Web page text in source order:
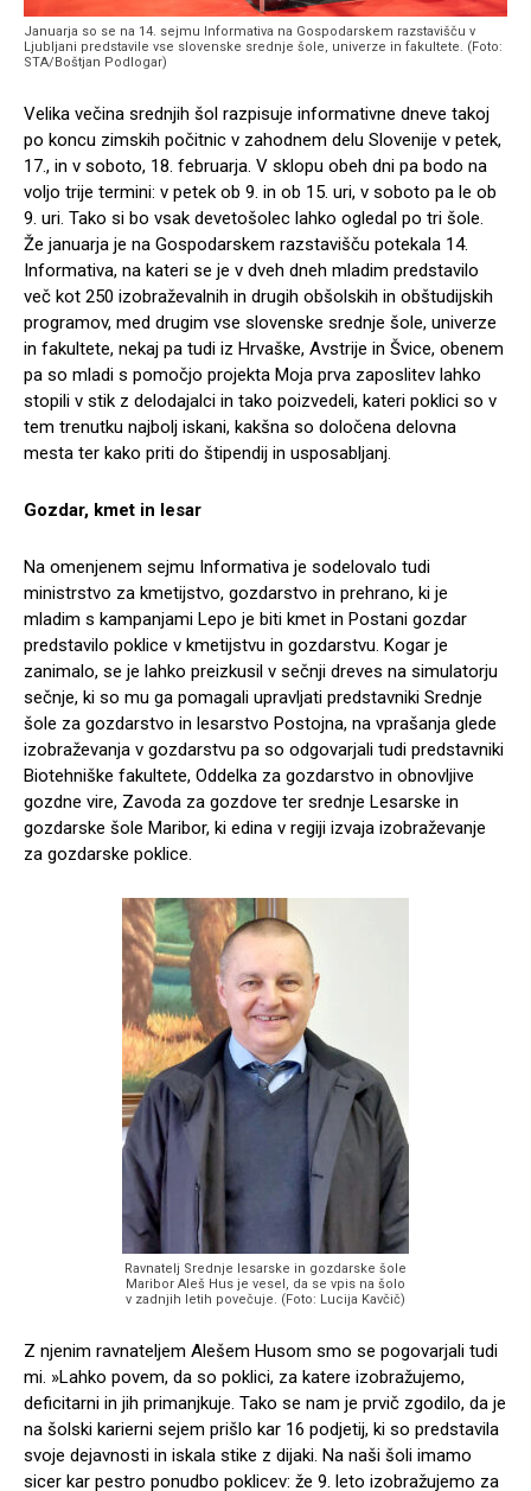
Januarja so se na 14. sejmu Informativa na Gospodarskem razstavišču v
Ljubljani predstavile vse slovenske srednje šole, univerze in fakultete. (Foto:
STA/Boštjan Podlogar)
Velika večina srednjih šol razpisuje informativne dneve takoj
po koncu zimskih počitnic v zahodnem delu Slovenije v petek,
17., in v soboto, 18. februarja. V sklopu obeh dni pa bodo na
voljo trije termini: v petek ob 9. in ob 15. uri, v soboto pa le ob
9. uri. Tako si bo vsak devetošolec lahko ogledal po tri šole.
Že januarja je na Gospodarskem razstavišču potekala 14.
Informativa, na kateri se je v dveh dneh mladim predstavilo
več kot 250 izobraževalnih in drugih obšolskih in obštudijskih
programov, med drugim vse slovenske srednje šole, univerze
in fakultete, nekaj pa tudi iz Hrvaške, Avstrije in Švice, obenem
pa so mladi s pomočjo projekta Moja prva zaposlitev lahko
stopili v stik z delodajalci in tako poizvedeli, kateri poklici so v
tem trenutku najbolj iskani, kakšna so določena delovna
mesta ter kako priti do štipendij in usposabljanj.
Gozdar, kmet in lesar
Na omenjenem sejmu Informativa je sodelovalo tudi
ministrstvo za kmetijstvo, gozdarstvo in prehrano, ki je
mladim s kampanjami Lepo je biti kmet in Postani gozdar
predstavilo poklice v kmetijstvu in gozdarstvu. Kogar je
zanimalo, se je lahko preizkusil v sečnji dreves na simulatorju
sečnje, ki so mu ga pomagali upravljati predstavniki Srednje
šole za gozdarstvo in lesarstvo Postojna, na vprašanja glede
izobraževanja v gozdarstvu pa so odgovarjali tudi predstavniki
Biotehniške fakultete, Oddelka za gozdarstvo in obnovljive
gozdne vire, Zavoda za gozdove ter srednje Lesarske in
gozdarske šole Maribor, ki edina v regiji izvaja izobraževanje
za gozdarske poklice.
Ravnatelj Srednje lesarske in gozdarske šole
Maribor Aleš Hus je vesel, da se vpis na šolo
v zadnjih letih povečuje. (Foto: Lucija Kavčič)
Z njenim ravnateljem Alešem Husom smo se pogovarjali tudi
mi. »Lahko povem, da so poklici, za katere izobražujemo,
deficitarni in jih primanjkuje. Tako se nam je prvič zgodilo, da je
na šolski karierni sejem prišlo kar 16 podjetij, ki so predstavila
svoje dejavnosti in iskala stike z dijaki. Na naši šoli imamo
sicer kar pestro ponudbo poklicev: že 9. leto izobražujemo za